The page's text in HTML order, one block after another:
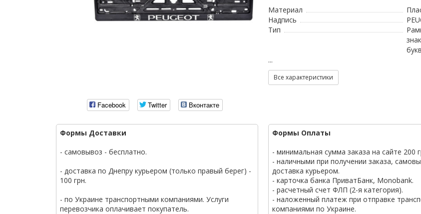
Facebook Twitter Вконтакте
Материал
Надпись
Тип
...
Все характеристики
Формы Доставки
- самовывоз - бесплатно.
- доставка по Днепру курьером (только правый берег) -
100 грн.
- по Украине транспортными компаниями. Услуги
перевозчика оплачивает покупатель.
Формы Оплаты
- минимальная сумма заказа на сайте 200
- наличными при получении заказа,
доставка курьером.
- карточка банка ПриватБанк, Monobank.
- расчетный счет ФЛП (2-я категория).
- наложенный платеж при отправке
компаниями по Украине.